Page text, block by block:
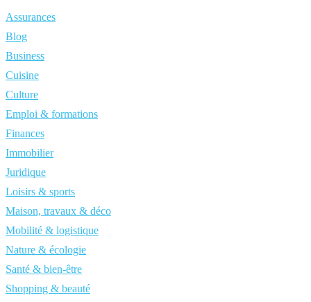
Assurances
Blog
Business
Cuisine
Culture
Emploi & formations
Finances
Immobilier
Juridique
Loisirs & sports
Maison, travaux & déco
Mobilité & logistique
Nature & écologie
Santé & bien-être
Shopping & beauté